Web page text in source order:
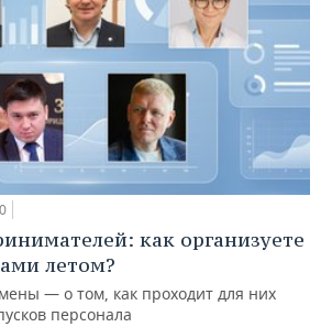
как организуете
летом?
— о том, как проходит для них
персонала